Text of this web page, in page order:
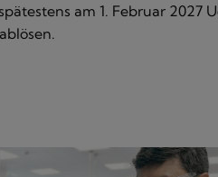
am 1. Februar 2027